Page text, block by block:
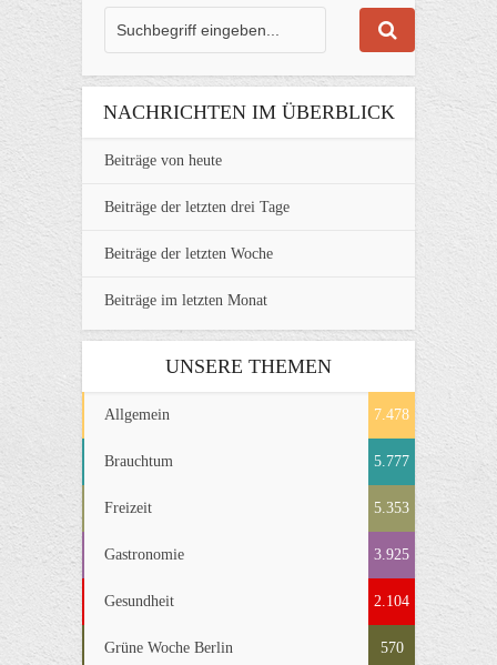
NACHRICHTEN IM ÜBERBLICK
Beiträge von heute
Beiträge der letzten drei Tage
Beiträge der letzten Woche
Beiträge im letzten Monat
UNSERE THEMEN
Allgemein 7.478
Brauchtum 5.777
Freizeit 5.353
Gastronomie 3.925
Gesundheit 2.104
Grüne Woche Berlin 570